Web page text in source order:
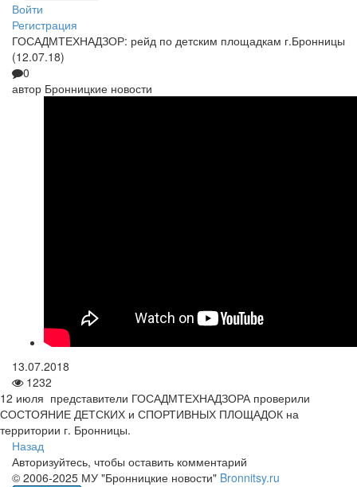
Войти
Регистрация
ГОСАДМТЕХНАДЗОР: рейд по детским площадкам г.Бронницы
(12.07.18)
0
автор Бронницкие новости
13.07.2018
1232
12 июля представители ГОСАДМТЕХНАДЗОРА проверили
СОСТОЯНИЕ ДЕТСКИХ и СПОРТИВНЫХ ПЛОЩАДОК на
территории г. Бронницы.
Назад
Авторизуйтесь, чтобы оставить комментарий
© 2006-2025 МУ "Бронницкие новости" Bronnitsy.ru